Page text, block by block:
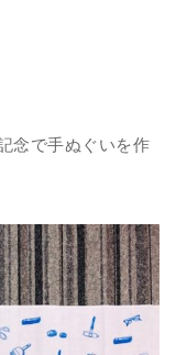
念で手ぬぐいを作